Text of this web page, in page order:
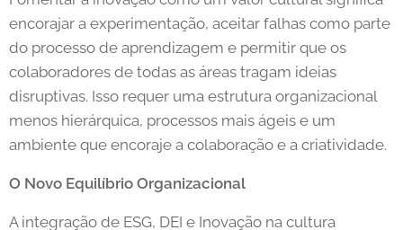
encorajar a experimentação, aceitar falhas como parte
do processo de aprendizagem e permitir que os
colaboradores de todas as áreas tragam ideias
disruptivas. Isso requer uma estrutura organizacional
menos hierárquica, processos mais ágeis e um
ambiente que encoraje a colaboração e a criatividade.
O Novo Equilíbrio Organizacional
A integração de ESG, DEI e Inovação na cultura